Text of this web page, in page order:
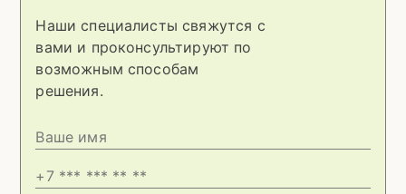
Наши специалисты свяжутся с
вами и проконсультируют по
возможным способам
решения.